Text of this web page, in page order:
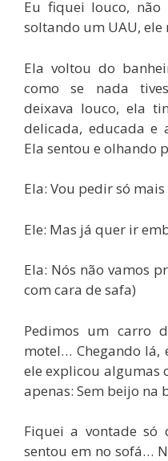
Eu fiquei louco, não
soltando um UAU,
Ela voltou do
como se nada
deixava louco, ela
delicada, educada e
Ela sentou e olhando
Ela: Vou pedir só
Ele: Mas já quer ir
Ela: Nós não vamos
com cara de safa)
Pedimos um carro
motel… Chegando lá,
ele explicou algumas
apenas: Sem beijo na
Fiquei a vontade só
sentou em no sofá…